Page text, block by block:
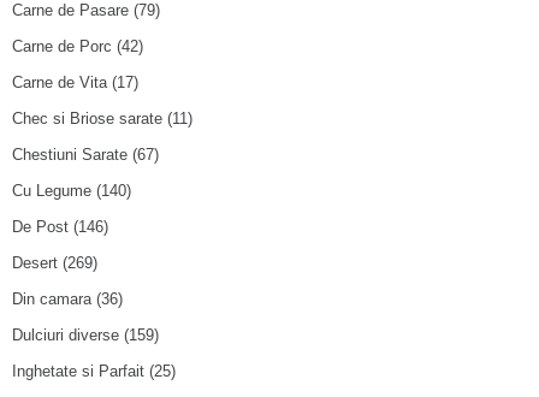
Carne de Pasare (79)
Carne de Porc (42)
Carne de Vita(17)
Chec si Briose sarate (11)
Chestiuni Sarate (67)
Cu Legume (140)
De Post (146)
Desert (269)
Din camara(36)
Dulciuri diverse (159)
Inghetate si Parfait (25)